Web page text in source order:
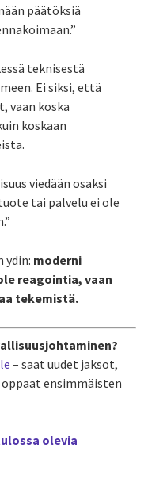
päätöksiä
teknisestä
Ei siksi, että
vaan koska
koskaan
viedään osaksi
tai palvelu ei ole
ydin: moderni
reagointia, vaan
tekemistä.
– saat uudet jaksot,
ensimmäisten
olevia